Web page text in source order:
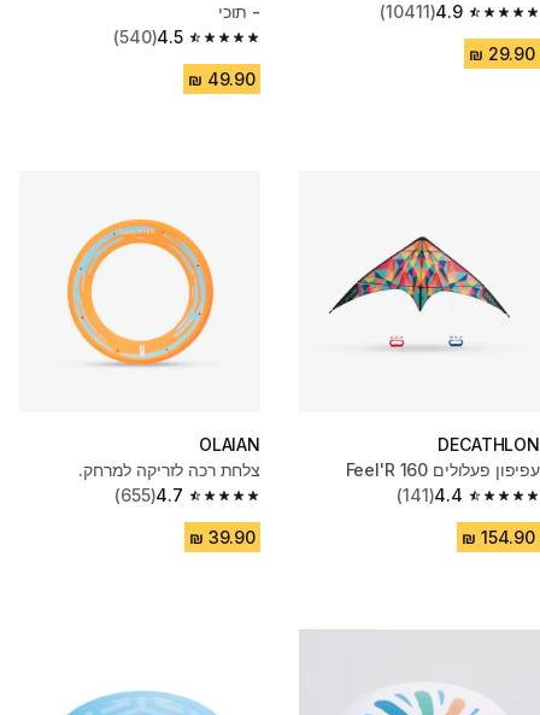
4.9
4.9 out of 5 stars from 10411 reviews
(10411)
- תוכי
4.5
4.5 out of 5 stars from 540 reviews
(540)
DECATHLON
עפיפון פעלולים Feel'R 160
4.4
4.4 out of 5 stars from 141 reviews
(141)
OLAIAN
צלחת רכה לזריקה למרחק.
4.7
4.7 out of 5 stars from 655 reviews
(655)